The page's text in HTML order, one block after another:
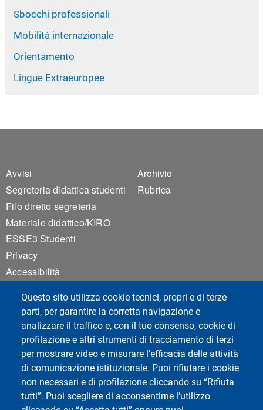
Questo sito utilizza cookie tecnici, propri e di terze
parti, per garantire la corretta navigazione e
analizzare il traffico e, con il tuo consenso, cookie di
profilazione e altri strumenti di tracciamento di terzi
per mostrare video e misurare l'efficacia delle attività
di comunicazione istituzionale. Puoi rifiutare i cookie
non necessari e di profilazione cliccando su “Rifiuta
tutti”. Puoi scegliere di acconsentirne l’utilizzo
Sbocchi professionali
Mobilità internazionale
Orientamento
Lingue Extraeuropee
Footer 1
Avvisi
Segreteria didattica studenti
Filo diretto segreteria
Materiale didattico/KIRO
ESSE3 Studenti
Privacy
Accessibilità
Impostazioni Cookie
Footer 2
Archivio
Rubrica
Social del corso di laurea